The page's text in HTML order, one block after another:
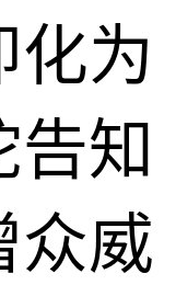
化为
告知
众威